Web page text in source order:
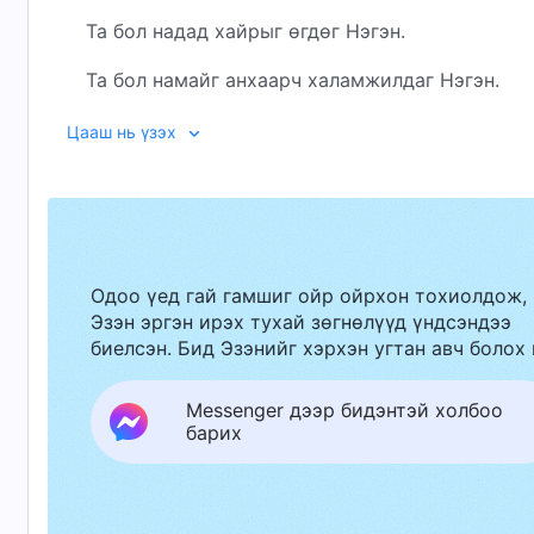
Та бол надад хайрыг өгдөг Нэгэн.
Та бол намайг анхаарч халамжилдаг Нэгэн.
Та бол намайг үргэлж боддог Нэгэн.
Түүнийг санаж байна гэдгийг минь Түүнд
Хайрыг минь хамт байлгахаа битгий
Зэрлэг галуунууд хосоороо алсад нисэн одож
Хайртын минь үгийг буцааж авчрах болов уу,
Цааш нь үзэх
Одоо үед гай гамшиг ойр ойрхон тохиолдож,
Эзэн эргэн ирэх тухай зөгнөлүүд үндсэндээ
биелсэн. Бид Эзэнийг хэрхэн угтан авч болох
Messenger дээр бидэнтэй холбоо
барих